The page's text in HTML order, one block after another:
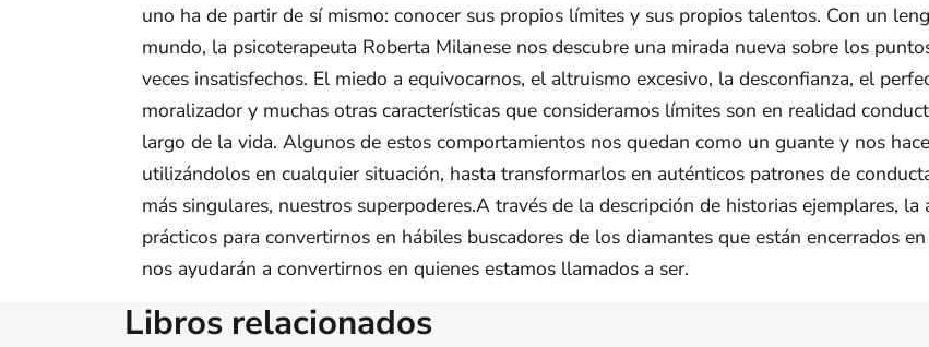
uno ha de partir de sí mismo: conocer sus propios límites y sus propios talentos. Con un
mundo, la psicoterapeuta Roberta Milanese nos descubre una mirada nueva sobre los
veces insatisfechos. El miedo a equivocarnos, el altruismo excesivo, la desconfianza, el
moralizador y muchas otras características que consideramos límites son en realidad
largo de la vida. Algunos de estos comportamientos nos quedan como un guante y nos
utilizándolos en cualquier situación, hasta transformarlos en auténticos patrones de
más singulares, nuestros superpoderes.A través de la descripción de historias ejemplares,
prácticos para convertirnos en hábiles buscadores de los diamantes que están encerrados
nos ayudarán a convertirnos en quienes estamos llamados a ser.
Libros relacionados